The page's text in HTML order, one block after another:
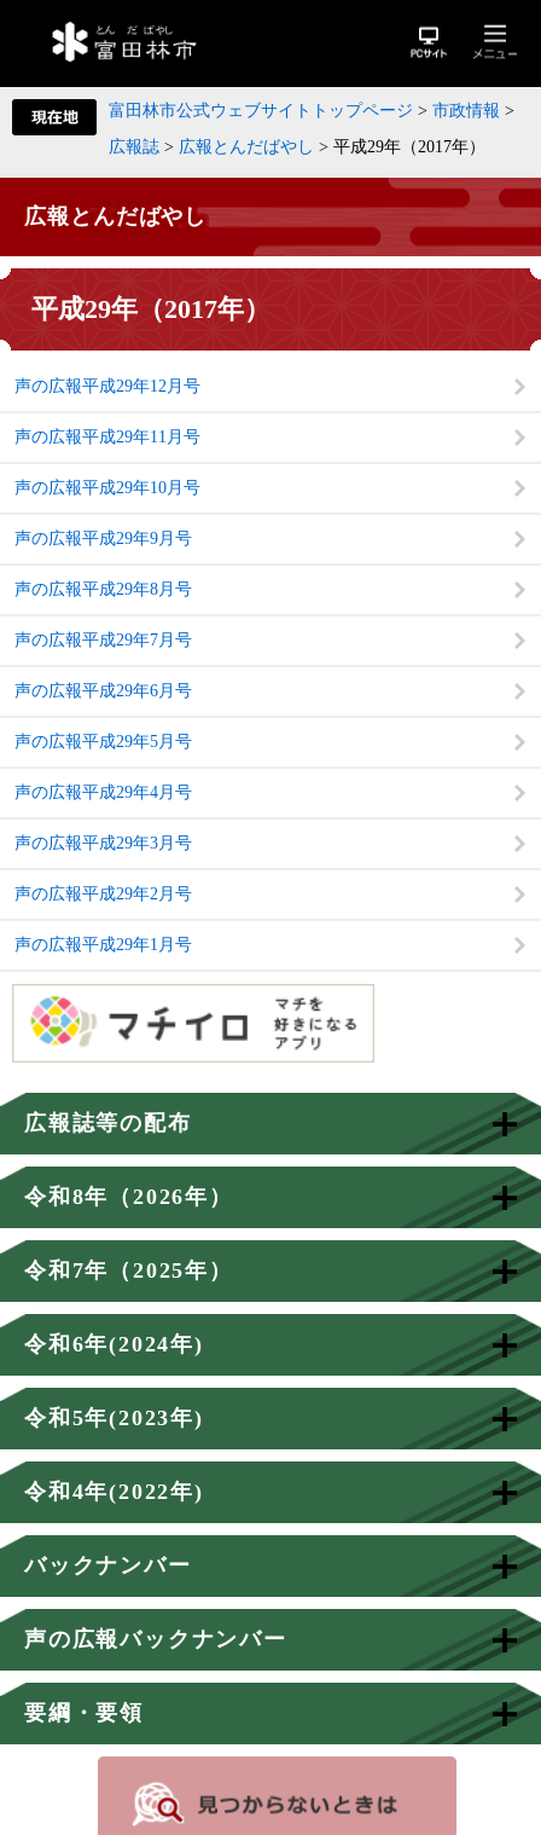
富田林市公式ウェブサイトトップページ > 市政情報 >
広報誌 > 広報とんだばやし > 平成29年（2017年）
広報とんだばやし
広報誌等の配布
令和8年（2026年）
令和7年（2025年）
令和6年(2024年)
令和5年(2023年)
令和4年(2022年)
バックナンバー
声の広報バックナンバー
要綱・要領
平成29年（2017年）
声の広報平成29年12月号
声の広報平成29年11月号
声の広報平成29年10月号
声の広報平成29年9月号
声の広報平成29年8月号
声の広報平成29年7月号
声の広報平成29年6月号
声の広報平成29年5月号
声の広報平成29年4月号
声の広報平成29年3月号
声の広報平成29年2月号
声の広報平成29年1月号